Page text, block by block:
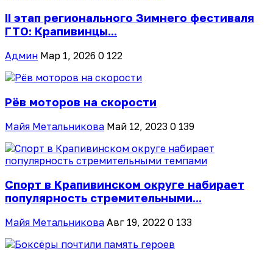
II этап регионального Зимнего фестиваля
ГТО: Крапивинцы...
Админ Мар 1, 2026 0 122
Рёв моторов на скорости
Майя Метальникова Май 12, 2023 0 139
Спорт в Крапивинском округе набирает
популярность стремительными...
Майя Метальникова Авг 19, 2022 0 133